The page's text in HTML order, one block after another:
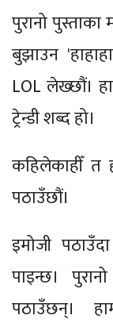
पुरानो
बुझाउन
LOL लेख्छौं।
ट्रेन्डी शब्द हो।
कहिलेकाहीँ त
पठाउँछौं।
इमोजी
पाइन्छ।
पठाउँछन्।